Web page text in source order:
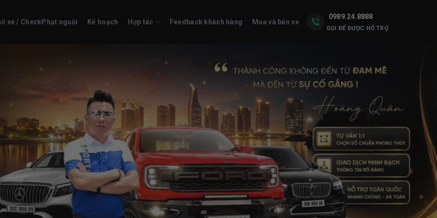
xe / CheckPhạt nguội Kế hoạch Hợp tác Feedback khách hàng Mua và bán xe
0989.24.8888
GỌI ĐỂ ĐƯỢC HỖ TRỢ